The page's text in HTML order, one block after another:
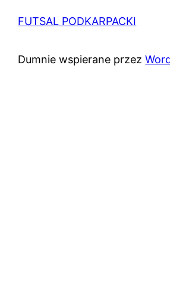
FUTSAL PODKARPACKI
Dumnie wspierane przez